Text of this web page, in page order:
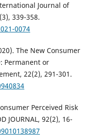
Journal of
339-358.
0074
The New Consumer
Permanent or
22(2), 291-301.
Perceived Risk
JOURNAL, 92(2), 16-